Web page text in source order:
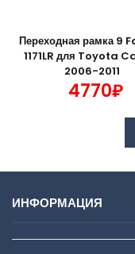
Переходная рамка 9
1171LR для Toyota
2006-2011
4770₽
ИНФОРМАЦИЯ